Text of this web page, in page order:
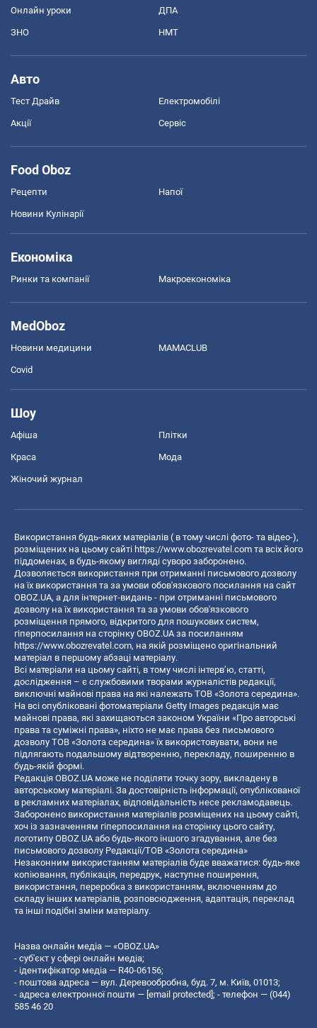
Онлайн уроки ДПА
ЗНО НМТ
Авто
Тест Драйв Електромобілі
Акції Сервіс
Food Oboz
Рецепти Напої
Новини Кулінарії
Економіка
Ринки та компанії Макроекономіка
MedOboz
Новини медицини MAMACLUB
Covid
Шоу
Афіша Плітки
Краса Мода
Жіночий журнал
Використання будь-яких матеріалів ( в тому числі фото- та відео-),
розміщених на цьому сайті https://www.obozrevatel.com та всіх його
піддоменах, в будь-якому вигляді суворо заборонено.
Дозволяється використання при отриманні письмового дозволу
на їх використання та за умови обов'язкового посилання на сайт
OBOZ.UA, а для інтернет-видань - при отриманні письмового
дозволу на їх використання та за умови обов'язкового
розміщення прямого, відкритого для пошукових систем,
гіперпосилання на сторінку OBOZ.UA за посиланням
https://www.obozrevatel.com, на якій розміщено оригінальний
матеріал в першому абзаці матеріалу.
Всі матеріали на цьому сайті, в тому числі інтерв’ю, статті,
дослідження – є службовими творами журналістів редакції,
виключні майнові права на які належать ТОВ «Золота середина».
На всі опубліковані фотоматеріали Getty Images редакція має
майнові права, які захищаються законом України «Про авторські
права та суміжні права», ніхто не має права без письмового
дозволу ТОВ «Золота середина» їх використовувати, вони не
підлягають подальшому відтворенню, перекладу, поширенню в
будь-якій формі.
Редакція OBOZ.UA може не поділяти точку зору, викладену в
авторському матеріалі. За достовірність інформації, опублікованої
в рекламних матеріалах, відповідальність несе рекламодавець.
Заборонено використання матеріалів розміщених на цьому сайті,
хоч із зазначенням гіперпосилання на сторінку цього сайту,
логотипу OBOZ.UA або будь-якого іншого згадування, але без
письмового дозволу Редакції/ТОВ «Золота середина»
Незаконним використанням матеріалів буде вважатися: будь-яке
копiювання, публiкацiя, передрук, наступне поширення,
використання, переробка з використанням, включенням до
складу інших матеріалів, розповсюдження, адаптація, переклад
та інші подібні зміни матеріалу.
Назва онлайн медіа — «OBOZ.UA»
- суб'єкт у сфері онлайн медіа;
- ідентифікатор медіа — R40-06156;
- поштова адреса — вул. Деревообробна, буд. 7, м. Київ, 01013;
- адреса електронної пошти — [email protected]; - телефон — (044)
585 46 20